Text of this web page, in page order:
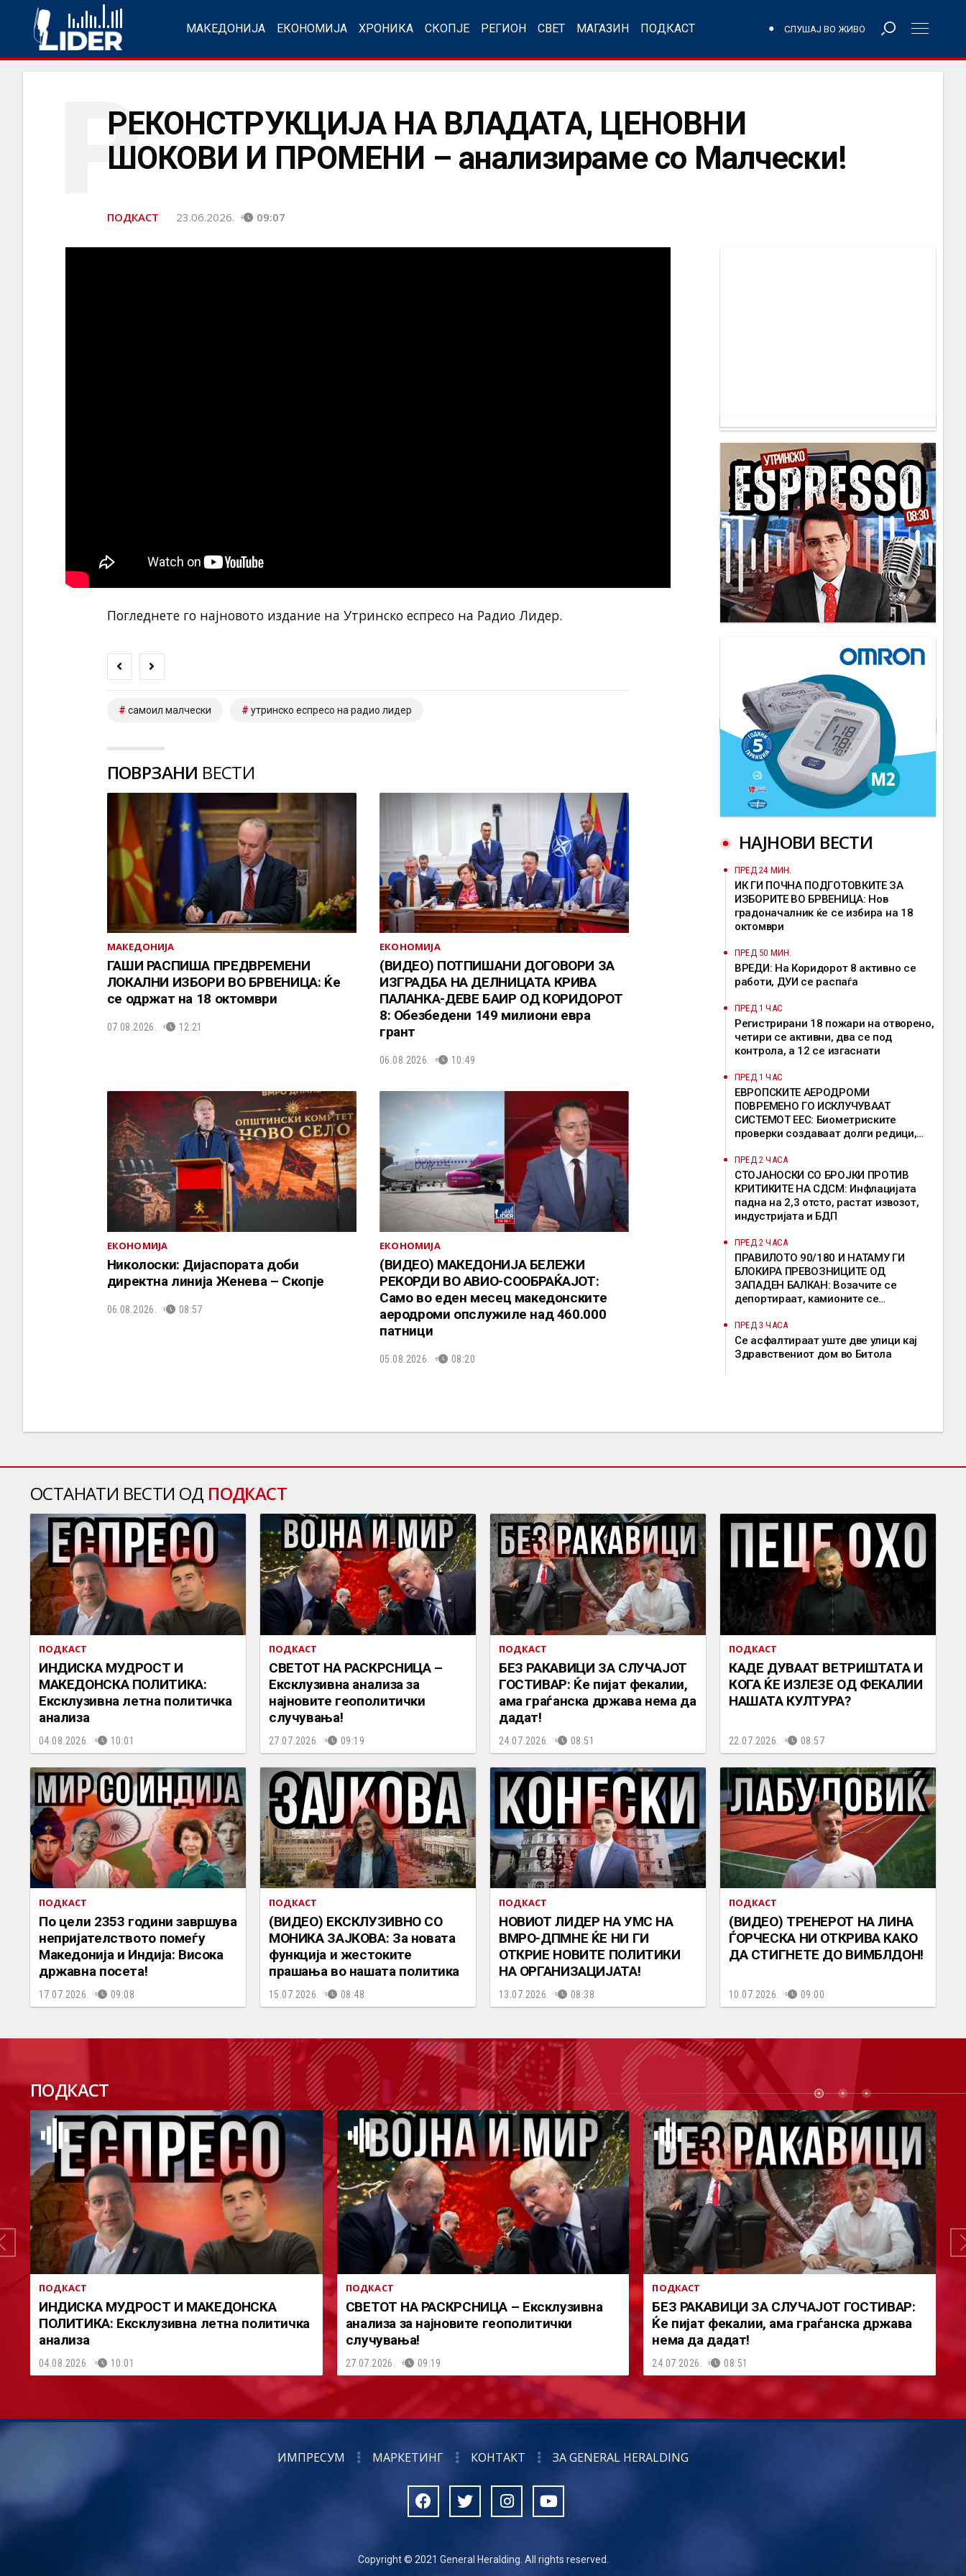
МАКЕДОНИЈА ЕКОНОМИЈА ХРОНИКА СКОПЈЕ РЕГИОН СВЕТ МАГАЗИН ПОДКАСТ СЛУШАЈ ВО ЖИВО
РЕКОНСТРУКЦИЈА НА ВЛАДАТА, ЦЕНОВНИ
ШОКОВИ И ПРОМЕНИ – анализираме со Малчески!
Р
ПОДКАСТ 23.06.2026. 09:07
Погледнете го најновото издание на Утринско еспресо на Радио Лидер.
самоил малчески утринско еспресо на радио лидер
ПОВРЗАНИ ВЕСТИ
МАКЕДОНИЈА
ГАШИ РАСПИША ПРЕДВРЕМЕНИ
ЛОКАЛНИ ИЗБОРИ ВО БРВЕНИЦА: Ќе
се одржат на 18 октомври
07.08.2026. 12:21
ЕКОНОМИЈА
(ВИДЕО) ПОТПИШАНИ ДОГОВОРИ ЗА
ИЗГРАДБА НА ДЕЛНИЦАТА КРИВА
ПАЛАНКА-ДЕВЕ БАИР ОД КОРИДОРОТ
8: Обезбедени 149 милиони евра
грант
06.08.2026. 10:49
ЕКОНОМИЈА
Николоски: Дијаспората доби
директна линија Женева – Скопје
06.08.2026. 08:57
ЕКОНОМИЈА
(ВИДЕО) МАКЕДОНИЈА БЕЛЕЖИ
РЕКОРДИ ВО АВИО-СООБРАЌАЈОТ:
Само во еден месец македонските
аеродроми опслужиле над 460.000
патници
05.08.2026. 08:20
НАЈНОВИ ВЕСТИ
ПРЕД 24 МИН.
ИК ГИ ПОЧНА ПОДГОТОВКИТЕ ЗА
ИЗБОРИТЕ ВО БРВЕНИЦА: Нов
градоначалник ќе се избира на 18
октомври
ПРЕД 50 МИН.
ВРЕДИ: На Коридорот 8 активно се
работи, ДУИ се распаѓа
ПРЕД 1 ЧАС
Регистрирани 18 пожари на отворено,
четири се активни, два се под
контрола, а 12 се изгаснати
ПРЕД 1 ЧАС
ЕВРОПСКИТЕ АЕРОДРОМИ
ПОВРЕМЕНО ГО ИСКЛУЧУВААТ
СИСТЕМОТ ЕЕС: Биометриските
проверки создаваат долги редици,
исклучоците
ПРЕД 2 ЧАСА
СТОЈАНОСКИ СО БРОЈКИ ПРОТИВ
КРИТИКИТЕ НА СДСМ: Инфлацијата
падна на 2,3 отсто, растат извозот,
индустријата и БДП
ПРЕД 2 ЧАСА
ПРАВИЛОТО 90/180 И НАТАМУ ГИ
БЛОКИРА ПРЕВОЗНИЦИТЕ ОД
ЗАПАДЕН БАЛКАН: Возачите се
депортираат, камионите се
нема
ПРЕД 3 ЧАСА
Се асфалтираат уште две улици кај
Здравствениот дом во Битола
ОСТАНАТИ ВЕСТИ ОД ПОДКАСТ
ПОДКАСТ
ИНДИСКА МУДРОСТ И
МАКЕДОНСКА ПОЛИТИКА:
Ексклузивна летна политичка
анализа
04.08.2026. 10:01
ПОДКАСТ
СВЕТОТ НА РАСКРСНИЦА –
Ексклузивна анализа за
најновите геополитички
случувања!
27.07.2026. 09:19
ПОДКАСТ
БЕЗ РАКАВИЦИ ЗА СЛУЧАЈОТ
ГОСТИВАР: Ќе пијат фекалии,
ама граѓанска држава нема да
дадат!
24.07.2026. 08:51
ПОДКАСТ
КАДЕ ДУВААТ ВЕТРИШТАТА И
КОГА ЌЕ ИЗЛЕЗЕ ОД ФЕКАЛИИ
НАШАТА КУЛТУРА?
22.07.2026. 08:57
ПОДКАСТ
По цели 2353 години завршува
непријателството помеѓу
Македонија и Индија: Висока
државна посета!
17.07.2026. 09:08
ПОДКАСТ
(ВИДЕО) ЕКСКЛУЗИВНО СО
МОНИКА ЗАЈКОВА: За новата
функција и жестоките
прашања во нашата политика
15.07.2026. 08:48
ПОДКАСТ
НОВИОТ ЛИДЕР НА УМС НА
ВМРО-ДПМНЕ ЌЕ НИ ГИ
ОТКРИЕ НОВИТЕ ПОЛИТИКИ
НА ОРГАНИЗАЦИЈАТА!
13.07.2026. 08:38
ПОДКАСТ
(ВИДЕО) ТРЕНЕРОТ НА ЛИНА
ЃОРЧЕСКА НИ ОТКРИВА КАКО
ДА СТИГНЕТЕ ДО ВИМБЛДОН!
10.07.2026. 09:00
ПОДКАСТ ПОДКАСТ
ПОДКАСТ
ИНДИСКА МУДРОСТ И МАКЕДОНСКА
ПОЛИТИКА: Ексклузивна летна политичка
анализа
04.08.2026. 10:01
ПОДКАСТ
СВЕТОТ НА РАСКРСНИЦА – Ексклузивна
анализа за најновите геополитички
случувања!
27.07.2026. 09:19
ПОДКАСТ
БЕЗ РАКАВИЦИ ЗА СЛУЧАЈОТ ГОСТИВАР:
Ќе пијат фекалии, ама граѓанска држава
нема да дадат!
24.07.2026. 08:51
ИМПРЕСУМ МАРКЕТИНГ КОНТАКТ ЗА GENERAL HERALDING
Copyright © 2021 General Heralding. All rights reserved.